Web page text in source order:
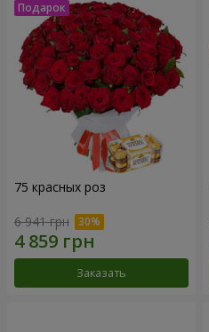
75 красных роз
6 941 грн
Заказать